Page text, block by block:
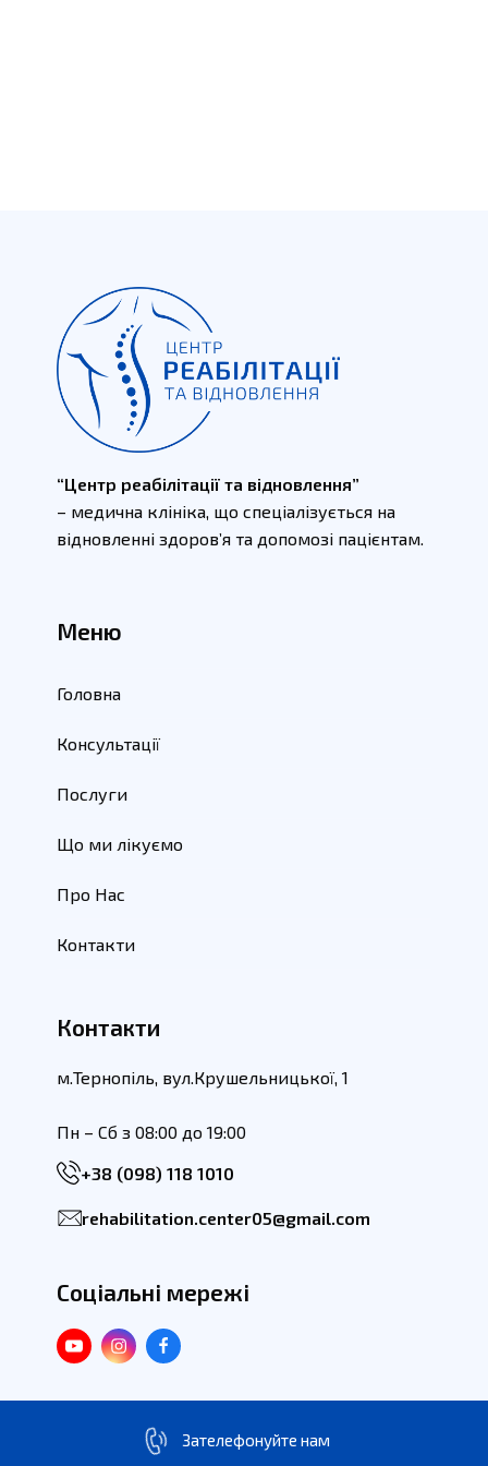
Зателефонуйте нам
“Центр реабілітації та відновлення”
– медична клініка, що спеціалізується на
відновленні здоров’я та допомозі пацієнтам.
Меню
Головна
Консультації
Послуги
Що ми лікуємо
Про Нас
Контакти
Контакти
м.Тернопіль, вул.Крушельницької, 1
Пн – Сб з 08:00 до 19:00
+38 (098) 118 1010
rehabilitation.center05@gmail.com
Соціальні мережі
YoutubeInstagramFacebook